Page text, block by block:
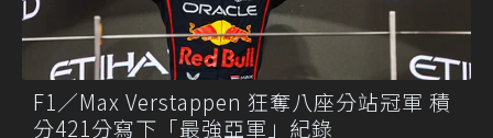
F1／Max Verstappen 狂奪八座分站冠軍 積
分421分寫下「最強亞軍」紀錄